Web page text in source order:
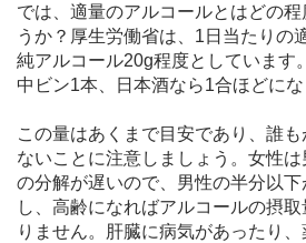
では、適量のアルコールとはどの
うか？厚生労働省は、1日当たりの
純アルコール20g程度としています
中ビン1本、日本酒なら1合ほどにな
この量はあくまで目安であり、誰
ないことに注意しましょう。女性
の分解が遅いので、男性の半分以
し、高齢になればアルコールの摂
りません。肝臓に病気があったり